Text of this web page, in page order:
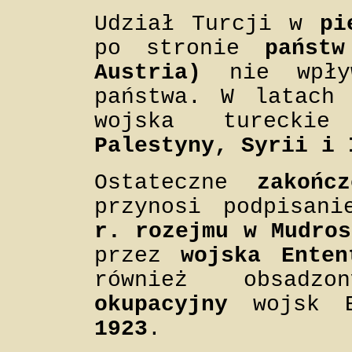
Udział Turcji w
po stronie
Austria)
nie
państwa. W
wojska
Palestyny, Syrii i
Ostateczne
przynosi
r. rozejmu w Mudros
przezwojska
również
okupacyjny wojsk
1923 .